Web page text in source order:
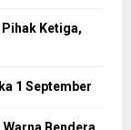
Ketiga,
1 September